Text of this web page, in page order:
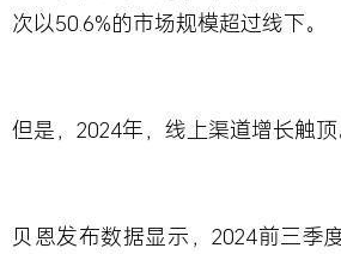
次以50.6%的市场规模超过线下。
但是，2024年，线上渠道增长触顶
贝恩发布数据显示，2024前三季